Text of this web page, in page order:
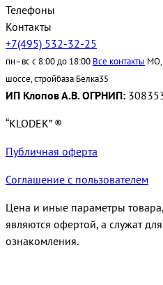
Телефоны
Контакты
+7(495) 532-32-25
пн–вс с 8:00 до 18:00 Все контакты МО,
шоссе, стройбаза Белка35
ИП Клопов А.В. ОГРНИП:
“KLODEK” ®
Публичная оферта
Соглашение с пользователем
Цена и иные параметры
являются офертой, а служат
ознакомления.